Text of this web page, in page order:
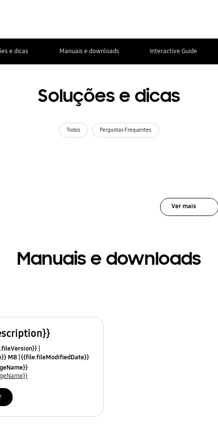
e dicas Manuais e downloads Interactive Guide
Soluções e dicas
Todos Perguntas Frequentes
Ver mais
Manuais e downloads
MB {{file.fileModifiedDate}}